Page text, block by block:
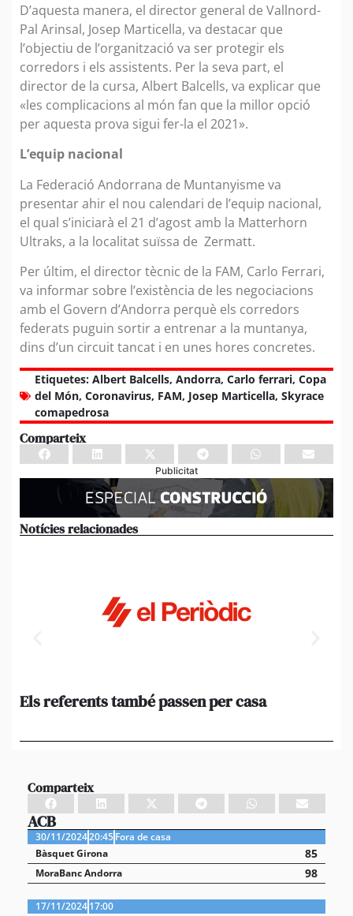
D’aquesta manera, el director general de Vallnord-
Pal Arinsal, Josep Marticella, va destacar que
l’objectiu de l’organització va ser protegir els
corredors i els assistents. Per la seva part, el
director de la cursa, Albert Balcells, va explicar que
«les complicacions al món fan que la millor opció
per aquesta prova sigui fer-la el 2021».
L’equip nacional
La Federació Andorrana de Muntanyisme va
presentar ahir el nou calendari de l’equip nacional,
el qual s’iniciarà el 21 d’agost amb la Matterhorn
Ultraks, a la localitat suïssa de Zermatt.
Per últim, el director tècnic de la FAM, Carlo Ferrari,
va informar sobre l’existència de les negociacions
amb el Govern d’Andorra perquè els corredors
federats puguin sortir a entrenar a la muntanya,
dins d’un circuit tancat i en unes hores concretes.
Etiquetes: Albert Balcells, Andorra, Carlo ferrari, Copa
del Món, Coronavirus, FAM, Josep Marticella, Skyrace
comapedrosa
Comparteix
Publicitat
Notícies relacionades
Els referents també passen per casa
Comparteix
ACB
30/11/202420:45Fora de casa
Bàsquet Girona
85
MoraBanc Andorra 98
17/11/202417:00